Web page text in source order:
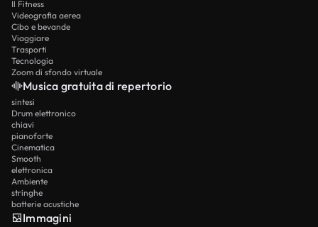
Il Fitness
Videografia aerea
Cibo e bevande
Viaggiare
Trasporti
Tecnologia
Zoom di sfondo virtuale
Musica gratuita di repertorio
sintesi
Drum elettronico
chiavi
pianoforte
Cinematica
Smooth
elettronica
Ambiente
stringhe
batterie acustiche
Immagini